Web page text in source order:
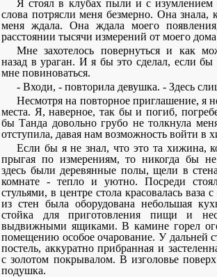
Я стоял в клубах пыли и с изумлением
слова потрясли меня безмерно. Она знала,
меня ждала. Она ждала моего
расстоянии тысячи измерений от моего
Мне захотелось повернуться и как
назад в ураган. И я бы это сделал, если бы
мне повиноваться.
- Входи, - повторила девушка. - Здесь
Несмотря на повторное приглашение, я
места. Я, наверное, так бы и погиб,
бы Танда довольно грубо не толкнула
отступила, давая нам возможность войти в
Если бы я не знал, что это та хижина,
прыгая по измерениям, то никогда бы не
здесь были деревянные полы, щели в
комнате - тепло и уютно. Посреди
стульями, в центре стола красовалась ваза
из стен была оборудована небольшая
стойка для приготовления пищи и
выдвижными ящиками. В камине горел
помещению особое очарование. У дальней
постель, аккуратно прибранная и
с золотом покрывалом. В изголовье
подушка.